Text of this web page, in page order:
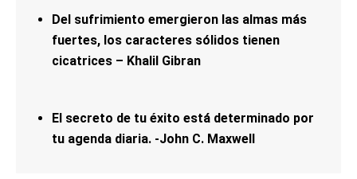
Del sufrimiento emergieron las almas más
fuertes, los caracteres sólidos tienen
cicatrices – Khalil Gibran
El secreto de tu éxito está determinado por
tu agenda diaria. -John C. Maxwell